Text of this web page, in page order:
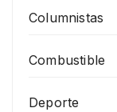
Columnistas
Combustible
Deporte